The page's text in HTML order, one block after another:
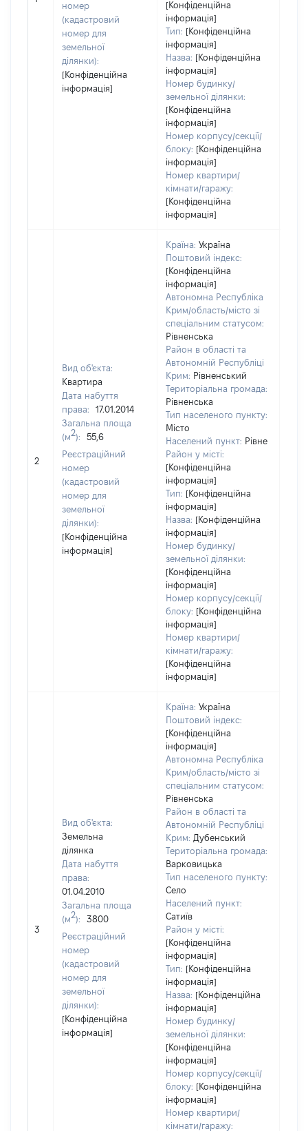
номер
(кадастровий
номер для
земельної
ділянки):
[Конфіденційна
інформація]
[Конфіденційна
інформація]
Тип: [Конфіденційна
інформація]
Назва: [Конфіденційна
інформація]
Номер будинку/
земельної ділянки:
[Конфіденційна
інформація]
Номер корпусу/секції/
блоку: [Конфіденційна
інформація]
Номер квартири/
кімнати/гаражу:
[Конфіденційна
інформація]
2
Вид об'єкта:
Квартира
Дата набуття
права:
17.01.2014
Загальна площа
(м2):
55,6
Реєстраційний
номер
(кадастровий
номер для
земельної
ділянки):
[Конфіденційна
інформація]
Країна: Україна
Поштовий індекс:
[Конфіденційна
інформація]
Автономна Республіка
Крим/область/місто зі
спеціальним статусом:
Рівненська
Район в області та
Автономній Республіці
Крим: Рівненський
Територіальна громада:
Рівненська
Тип населеного пункту:
Місто
Населений пункт: Рівне
Район у місті:
[Конфіденційна
інформація]
Тип: [Конфіденційна
інформація]
Назва: [Конфіденційна
інформація]
Номер будинку/
земельної ділянки:
[Конфіденційна
інформація]
Номер корпусу/секції/
блоку: [Конфіденційна
інформація]
Номер квартири/
кімнати/гаражу:
[Конфіденційна
інформація]
3
Вид об'єкта:
Земельна
ділянка
Дата набуття
права:
01.04.2010
Загальна площа
(м2):
3800
Реєстраційний
номер
(кадастровий
номер для
земельної
ділянки):
[Конфіденційна
інформація]
Країна: Україна
Поштовий індекс:
[Конфіденційна
інформація]
Автономна Республіка
Крим/область/місто зі
спеціальним статусом:
Рівненська
Район в області та
Автономній Республіці
Крим: Дубенський
Територіальна громада:
Варковицька
Тип населеного пункту:
Село
Населений пункт:
Сатиїв
Район у місті:
[Конфіденційна
інформація]
Тип: [Конфіденційна
інформація]
Назва: [Конфіденційна
інформація]
Номер будинку/
земельної ділянки:
[Конфіденційна
інформація]
Номер корпусу/секції/
блоку: [Конфіденційна
інформація]
Номер квартири/
кімнати/гаражу: